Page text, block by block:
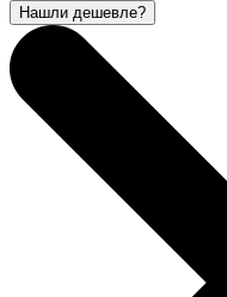
Нашли дешевле?